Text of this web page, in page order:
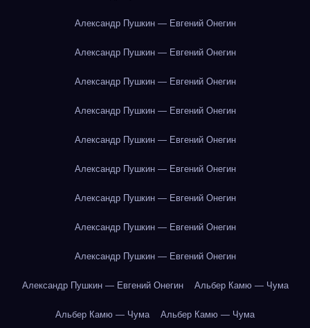
Александр Пушкин — Евгений Онегин
Александр Пушкин — Евгений Онегин
Александр Пушкин — Евгений Онегин
Александр Пушкин — Евгений Онегин
Александр Пушкин — Евгений Онегин
Александр Пушкин — Евгений Онегин
Александр Пушкин — Евгений Онегин
Александр Пушкин — Евгений Онегин
Александр Пушкин — Евгений Онегин
Александр Пушкин — Евгений Онегин Альбер Камю — Чума
Альбер Камю — Чума Альбер Камю — Чума